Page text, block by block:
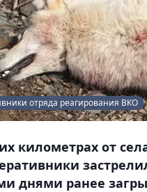
отряда реагирования ВКО
километрах от
днями ранее